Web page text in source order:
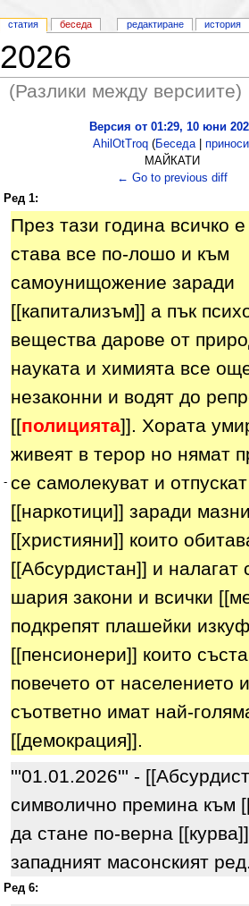
2026
(Разлики между версиите)
Версия от 01:29, 10 юни
AhilOtTroq(Беседа| приноси
МАЙКАТИ
← Go to previous diff
Ред 1:
-
През тази година всичко
става все по-лошо и към
самоунищожение заради
[[капитализъм]] а пък
вещества дарове от
науката и химията все
незаконни и водят до
[[полицията]]. Хората
живеят в терор но нямат
се самолекуват и
[[наркотици]] заради
[[християни]] които
[[Абсурдистан]] и налагат
шария закони и всички
подкрепят плашейки
[[пенсионери]] които
повечето от населението и
съответно имат най-
[[демокрация]].
'''01.01.2026''' -
символично премина към
да стане по-верна
западният масонският
Ред 6:
статия беседа редактиране история